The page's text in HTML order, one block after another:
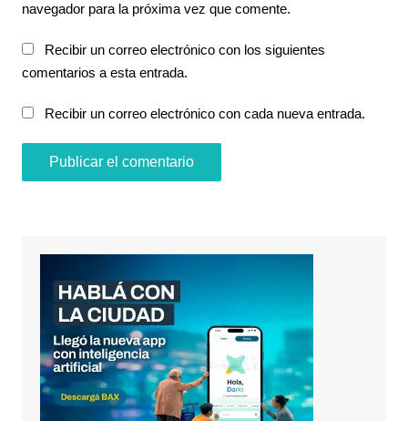
navegador para la próxima vez que comente.
Recibir un correo electrónico con los siguientes
comentarios a esta entrada.
Recibir un correo electrónico con cada nueva entrada.